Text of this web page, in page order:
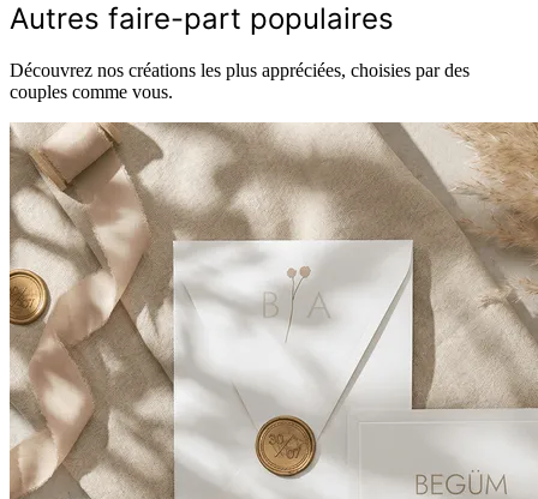
Autres faire-part populaires
Découvrez nos créations les plus appréciées, choisies par des
couples comme vous.